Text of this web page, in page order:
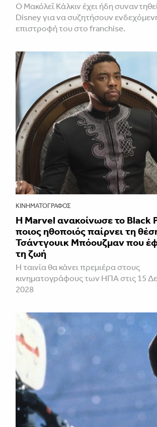
Ο Μακόλεϊ Κάλκιν έχει ήδη
Disney για να συζητήσουν
επιστροφή του στο franchise.
ΚΙΝΗΜΑΤΟΓΡΆΦΟΣ
Η Marvel ανακοίνωσε το Black
ποιος ηθοποιός παίρνει τη
Τσάντγουικ Μπόουζμαν που
τη ζωή
Η ταινία θα κάνει πρεμιέρα στους
κινηματογράφους των ΗΠΑ στις 15
2028